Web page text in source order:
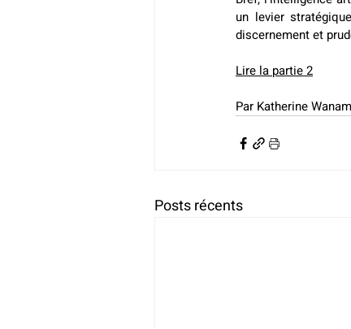
un levier
discernement et
Lire la partie 2
Par Katherine
Posts récents